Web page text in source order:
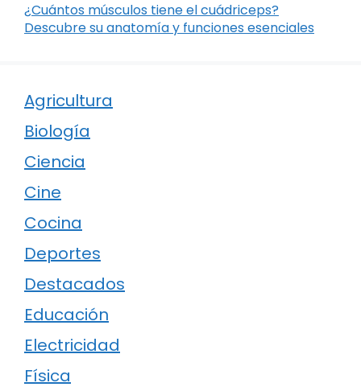
¿Cuántos músculos tiene el cuádriceps?
Descubre su anatomía y funciones esenciales
Agricultura
Biología
Ciencia
Cine
Cocina
Deportes
Destacados
Educación
Electricidad
Física